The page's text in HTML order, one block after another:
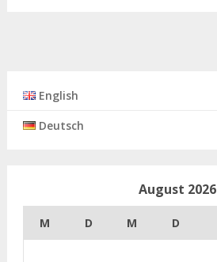
English
Deutsch
August 2026
M D M D